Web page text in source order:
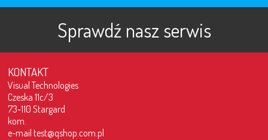
Sprawdź nasz serwis
KONTAKT
Visual Technologies
Czeska 11c/3
73-110 Stargard
kom.
e-mailtest@qshop.com.pl